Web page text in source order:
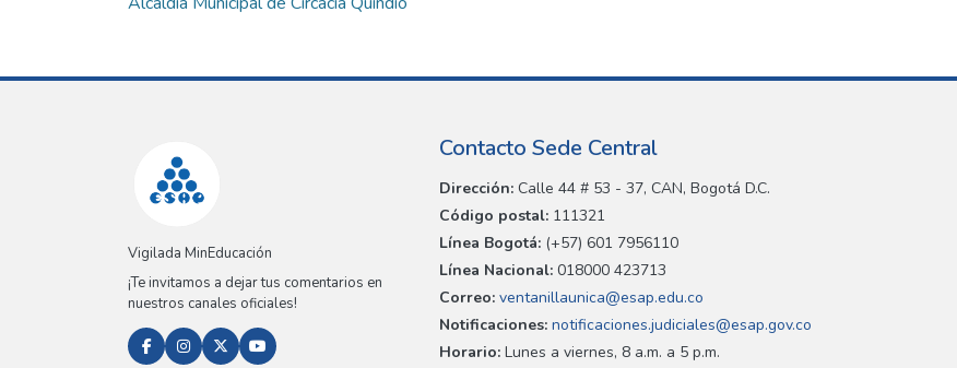
Vigilada MinEducación
¡Te invitamos a dejar tus comentarios en
nuestros canales oficiales!
Contacto Sede Central
Dirección: Calle 44 # 53 - 37, CAN, Bogotá D.C.
Código postal: 111321
Línea Bogotá: (+57) 601 7956110
Línea Nacional: 018000 423713
Correo: ventanillaunica@esap.edu.co
Notificaciones: notificaciones.judiciales@esap.gov.co
Horario: Lunes a viernes, 8 a.m. a 5 p.m.